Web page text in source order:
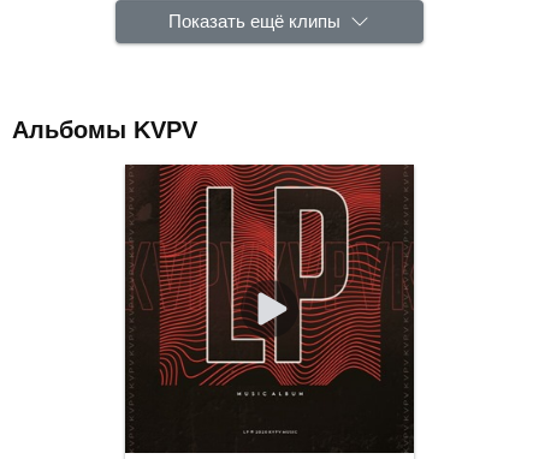
Показать ещё клипы
Альбомы KVPV